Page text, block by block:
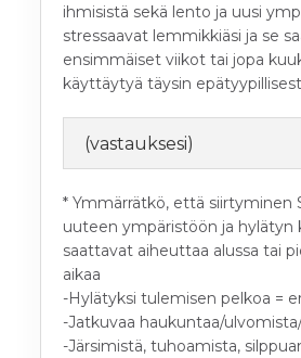
ihmisistä sekä lento ja uusi
stressaavat lemmikkiäsi ja se
ensimmäiset viikot tai jopa
käyttäytyä täysin
* Ymmärrätkö, että siirtyminen
uuteen ympäristöön ja hylätyn
saattavat aiheuttaa alussa tai
aikaa
-Hylätyksi tulemisen pelkoa =
-Jatkuvaa haukuntaa/
-Järsimistä, tuhoamista,